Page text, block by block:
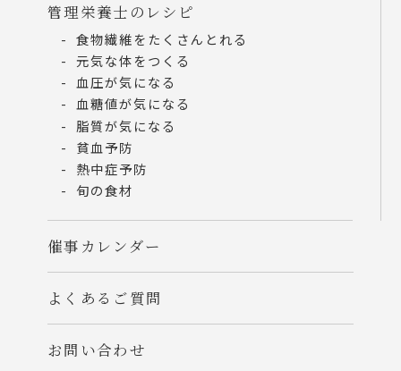
管理栄養士のレシピ
食物繊維をたくさんとれる
元気な体をつくる
血圧が気になる
血糖値が気になる
脂質が気になる
貧血予防
熱中症予防
旬の食材
催事カレンダー
よくあるご質問
お問い合わせ